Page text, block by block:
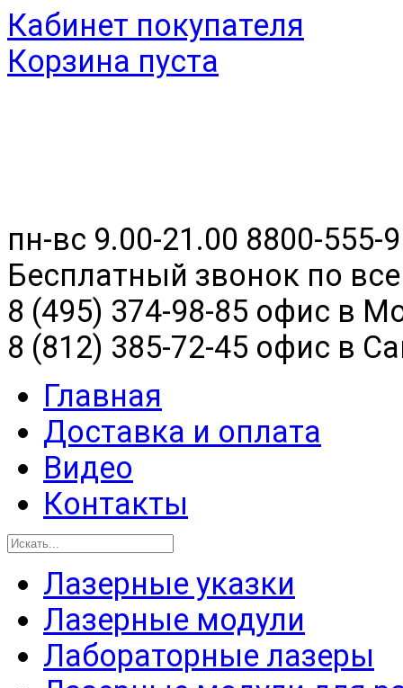
Кабинет покупателя
Корзина пуста
пн-вс 9.00-21.00 8800-555-
Бесплатный звонок по
8 (495) 374-98-85 офис в
8 (812) 385-72-45 офис в
Главная
Доставка и оплата
Видео
Контакты
Лазерные указки
Лазерные модули
Лабораторные лазеры